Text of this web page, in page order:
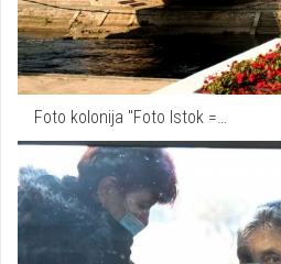
Foto kolonija "Foto Istok =…